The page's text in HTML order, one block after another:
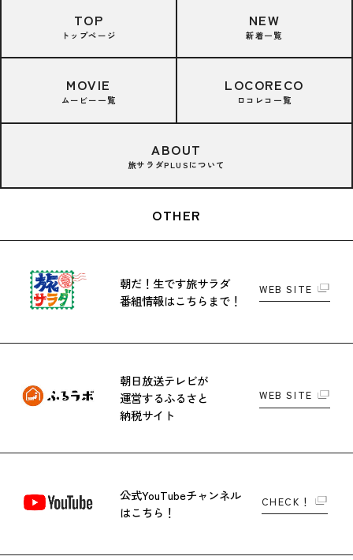
TOP
トップページ
NEW
新着一覧
MOVIE
ムービー一覧
LOCORECO
ロコレコ一覧
ABOUT
旅サラダPLUSについて
OTHER
朝だ！生です旅サラダ
番組情報はこちらまで！
WEB SITE
朝日放送テレビが
運営するふるさと
納税サイト
WEB SITE
公式YouTubeチャンネル
はこちら！
CHECK！